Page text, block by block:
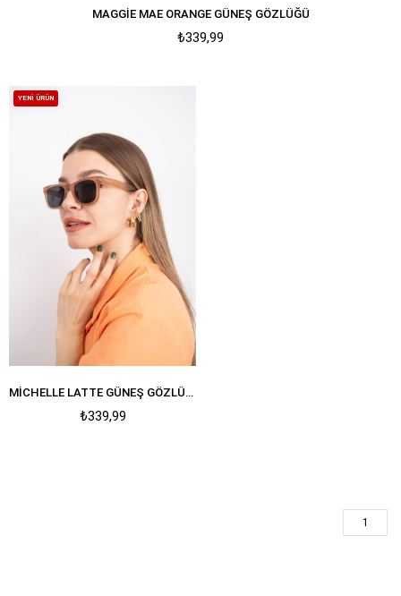
MAGGIE MAE ORANGE GÜNEŞ GÖZLÜĞÜ
₺339,99
MICHELLE LATTE GÜNEŞ GÖZLÜĞÜ
₺339,99
YENI ÜRÜN
1